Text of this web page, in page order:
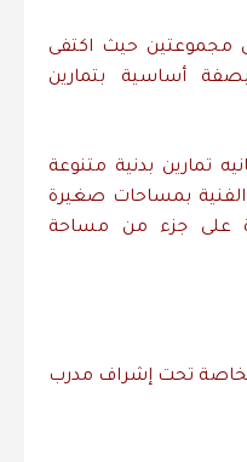
مجموعتين حيث اكتفى
أساسية بتمارين
تمارين بدنية متنوعة
الفنية بمساحات صغيرة
على جزء من مساحة
تحت إشراف مدرب